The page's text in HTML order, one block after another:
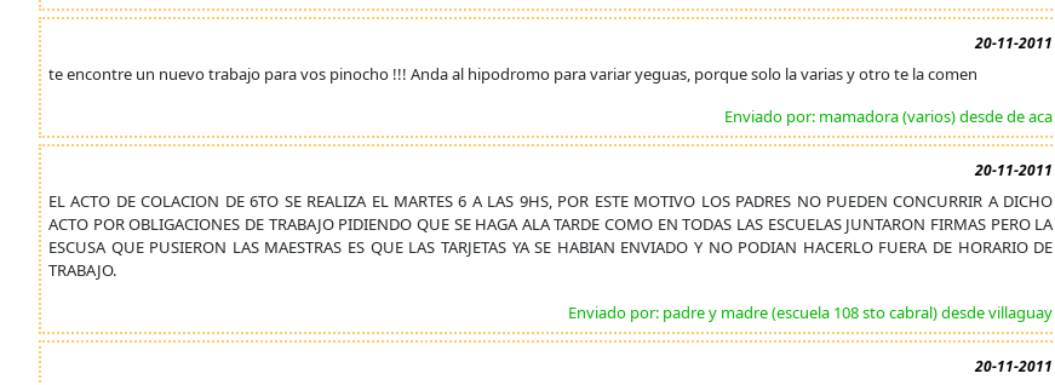
20-11-2011
te encontre un nuevo trabajo para vos pinocho !!! Anda al hipodromo para variar yeguas, porque solo la varias y otro te la comen
Enviado por: mamadora (varios) desde de aca
20-11-2011
EL ACTO DE COLACION DE 6TO SE REALIZA EL MARTES 6 A LAS 9HS, POR ESTE MOTIVO LOS PADRES NO PUEDEN CONCURRIR A DICHO
ACTO POR OBLIGACIONES DE TRABAJO PIDIENDO QUE SE HAGA ALA TARDE COMO EN TODAS LAS ESCUELAS JUNTARON FIRMAS PERO LA
ESCUSA QUE PUSIERON LAS MAESTRAS ES QUE LAS TARJETAS YA SE HABIAN ENVIADO Y NO PODIAN HACERLO FUERA DE HORARIO DE
TRABAJO.
Enviado por: padre y madre (escuela 108 sto cabral) desde villaguay
20-11-2011